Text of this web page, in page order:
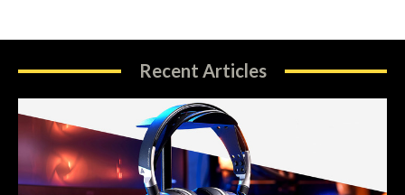
Recent Articles